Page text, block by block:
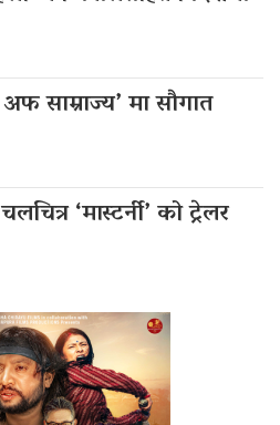
साम्राज्य’ मा सौगात
‘मास्टर्नी’ को ट्रेलर